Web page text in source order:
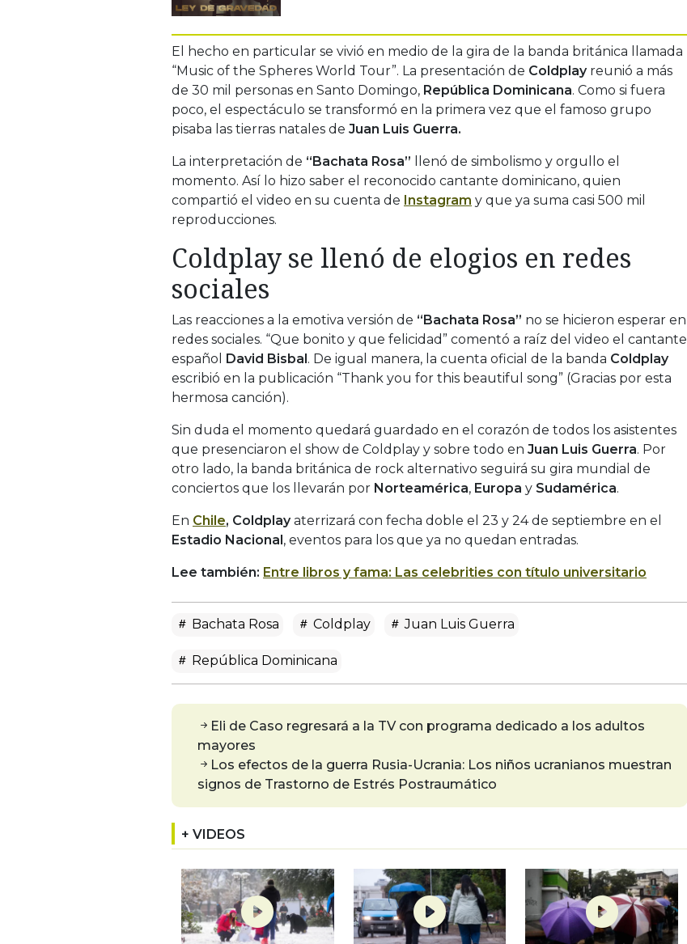
El hecho en particular se vivió en medio de la gira de la banda británica llamada
“Music of the Spheres World Tour”. La presentación de Coldplayreunió a más
de 30 mil personas en Santo Domingo, República Dominicana. Como si fuera
poco, el espectáculo se transformó en la primera vez que el famoso grupo
pisaba las tierras natales de Juan Luis Guerra.
La interpretación de “Bachata Rosa” llenó de simbolismo y orgullo el
momento. Así lo hizo saber el reconocido cantante dominicano, quien
compartió el video en su cuenta de Instagram y que ya suma casi 500 mil
reproducciones.
Coldplay se llenó de elogios en redes
sociales
Las reacciones a la emotiva versión de “Bachata Rosa” no se hicieron esperar en
redes sociales. “Que bonito y que felicidad” comentó a raíz del video el cantante
español David Bisbal. De igual manera, la cuenta oficial de la banda Coldplay
escribió en la publicación “Thank you for this beautiful song” (Gracias por esta
hermosa canción).
Sin duda el momento quedará guardado en el corazón de todos los asistentes
que presenciaron el show de Coldplay y sobre todo en Juan Luis Guerra. Por
otro lado, la banda británica de rock alternativo seguirá su gira mundial de
conciertos que los llevarán por Norteamérica, Europa y Sudamérica.
En Chile, Coldplayaterrizará con fecha doble el 23 y 24 de septiembre en el
Estadio Nacional, eventos para los que ya no quedan entradas.
Lee también: Entre libros y fama: Las celebrities con título universitario
Bachata Rosa Coldplay Juan Luis Guerra
República Dominicana
Eli de Caso regresará a la TV con programa dedicado a los adultos
mayores
Los efectos de la guerra Rusia-Ucrania: Los niños ucranianos muestran
signos de Trastorno de Estrés Postraumático
+ VIDEOS